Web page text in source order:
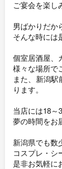
ご宴会を楽し
男ばかりだか
そんな時には
個室居酒屋、
様々な場所で
また、新潟
ります。
当店には18～
夢の時間をお
新潟県でも数
コスプレ・シ
是非お気軽に